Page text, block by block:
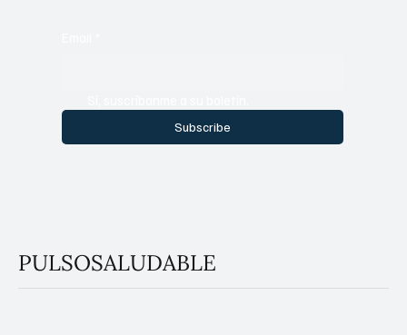
Subscribe
PULSOSALUDABLE